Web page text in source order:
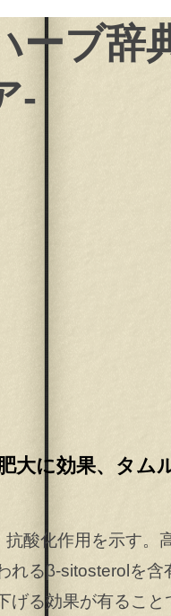
ーブ辞
-
大に効果、タム
酸化作用を示す。
れるβ-sitosterolを含
げる効果が有ること